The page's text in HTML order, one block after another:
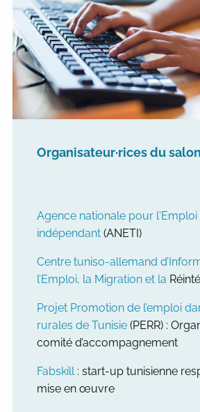
Organisateur·rices du
Agence nationale pour l'Emploi
indépendant(ANETI)
Centre tuniso-allemand
l’Emploi, la Migration et la
Projet Promotion de l’emploi
rurales de Tunisie(PERR) :
comité d’accompagnement
Fabskill: start-up tunisienne
mise en œuvre